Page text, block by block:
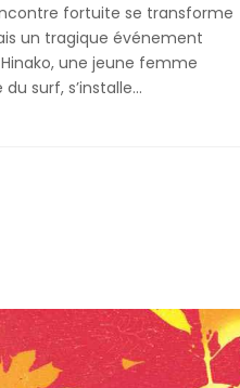
fortuite se transforme
un tragique événement
une jeune femme
surf, s’installe...